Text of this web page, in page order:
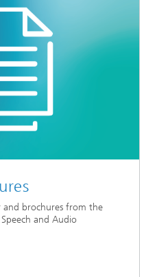
brochures from the
and Audio